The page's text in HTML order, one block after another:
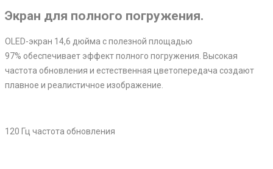
Экран для полного погружения.
OLED-экран 14,6 дюйма с полезной площадью
97% обеспечивает эффект полного погружения. Высокая
частота обновления и естественная цветопередача создают
плавное и реалистичное изображение.
120 Гц частота обновления